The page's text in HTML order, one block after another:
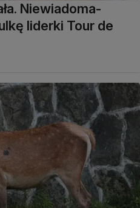
Niewiadoma-
liderki Tour de